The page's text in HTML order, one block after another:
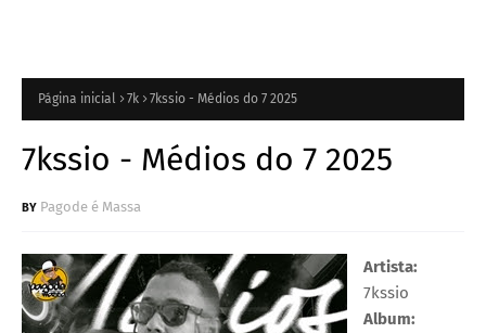
Página inicial 7k 7kssio - Médios do 7 2025
7kssio - Médios do 7 2025
Pagode é Massa
Artista:
7kssio
Album: